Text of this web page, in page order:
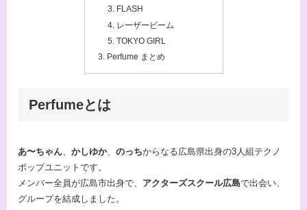
FLASH
レーザービーム
TOKYO GIRL
Perfume まとめ
Perfumeとは
あ〜ちゃん、 かしゆか、 のっちからなる広島県出身の3人組テクノ
ポップユニットです。
メンバー全員が広島市出身で、 アクターズスクール広島で出会い、
グループを結成しました。